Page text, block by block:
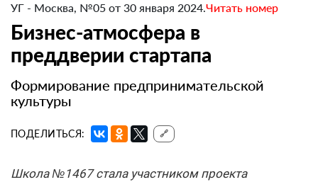
УГ - Москва, №05 от 30 января 2024.Читать номер
Бизнес-атмосфера в
преддверии стартапа
Формирование предпринимательской
культуры
ПОДЕЛИТЬСЯ: 🔗
Школа №1467 стала участником проекта